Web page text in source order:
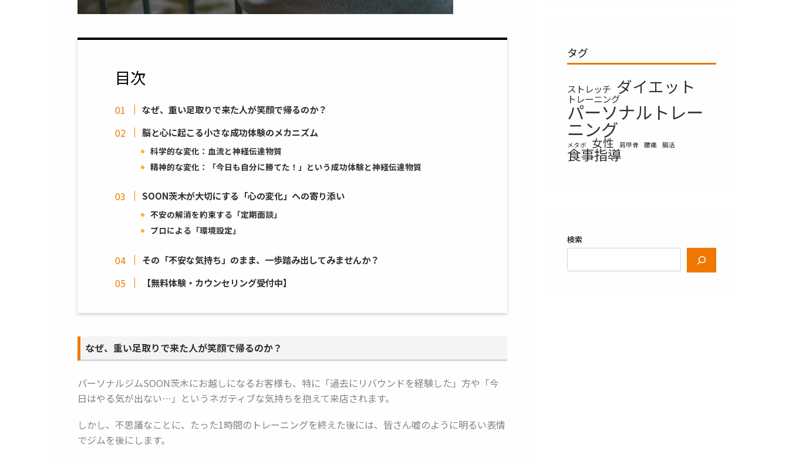
目次
なぜ、重い足取りで来た人が笑顔で帰るのか？
脳と心に起こる小さな成功体験のメカニズム
科学的な変化：血流と神経伝達物質
精神的な変化：「今日も自分に勝てた！」という成功体験と神経伝達物質
SOON茨木が大切にする「心の変化」への寄り添い
不安の解消を約束する「定期面談」
プロによる「環境設定」
その「不安な気持ち」のまま、一歩踏み出してみませんか？
【無料体験・カウンセリング受付中】
なぜ、重い足取りで来た人が笑顔で帰るのか？
パーソナルジムSOON茨木にお越しになるお客様も、特に「過去にリバウンドを経験した」方や「今
日はやる気が出ない…」というネガティブな気持ちを抱えて来店されます。
しかし、不思議なことに、たった1時間のトレーニングを終えた後には、皆さん嘘のように明るい表情
でジムを後にします。
タグ
ストレッチ ダイエット
トレーニング
パーソナルトレー
ニング
メタボ 女性 肩甲骨 腰痛 腸活
食事指導
検索